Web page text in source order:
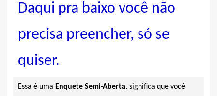
Daqui pra baixo você não
precisa preencher, só se
quiser.
Essa é uma Enquete Semi-Aberta, significa que você